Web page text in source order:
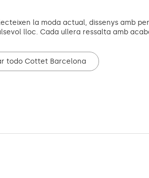
la moda actual, dissenys amb
lloc. Cada ullera ressalta amb
todo Cottet Barcelona